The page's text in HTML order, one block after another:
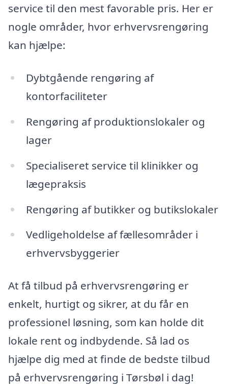
service til den mest favorable pris. Her er
nogle områder, hvor erhvervsrengøring
kan hjælpe:
Dybtgående rengøring af
kontorfaciliteter
Rengøring af produktionslokaler og
lager
Specialiseret service til klinikker og
lægepraksis
Rengøring af butikker og butikslokaler
Vedligeholdelse af fællesområder i
erhvervsbyggerier
At få tilbud på erhvervsrengøring er
enkelt, hurtigt og sikrer, at du får en
professionel løsning, som kan holde dit
lokale rent og indbydende. Så lad os
hjælpe dig med at finde de bedste tilbud
på erhvervsrengøring i Tørsbøl i dag!